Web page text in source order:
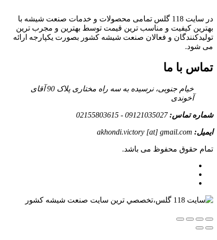
در سایت 118 گلس تمامی محصولات و خدمات صنعت شیشه با
بهترین کیفیت و مناسب ترین قیمت توسط بهترین و مجرب ترین
تولیدکنندگان و فعالان صنعت شیشه کشور بصورت یکپارجه ارائه
می شود.
تماس با ما
خیام جنوبی، نرسیده به سه راه مختاری پلاک 90 آقای
آخوندی
شماره تماس:09121035027 - 02155803615
ایمیل: akhondi.victory [at] gmail.com
تمام حقوق محفوظ می باشد.